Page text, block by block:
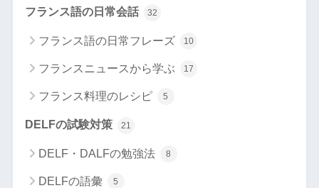
フランス語の日常会話 32
フランス語の日常フレーズ 10
フランスニュースから学ぶ 17
フランス料理のレシピ 5
DELFの試験対策 21
DELF・DALFの勉強法 8
DELFの語彙 5